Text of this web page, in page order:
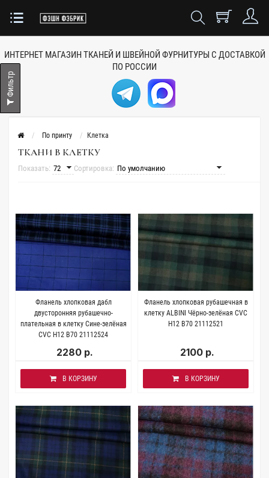
ИНТЕРНЕТ МАГАЗИН ТКАНЕЙ И ШВЕЙНОЙ ФУРНИТУРЫ С ДОСТАВКОЙ
ПО РОССИИ
По принту Клетка
ТКАНИ В КЛЕТКУ
Показать: Сортировка:
Фланель хлопковая дабл
двусторонняя рубашечно-
плательная в клетку Сине-зелёная
CVC Н12 B70 21112524
2280 р.
В КОРЗИНУ
Фланель хлопковая рубашечная в
клетку ALBINI Чёрно-зелёная CVC
Н12 B70 21112521
2100 р.
В КОРЗИНУ
Фильтр